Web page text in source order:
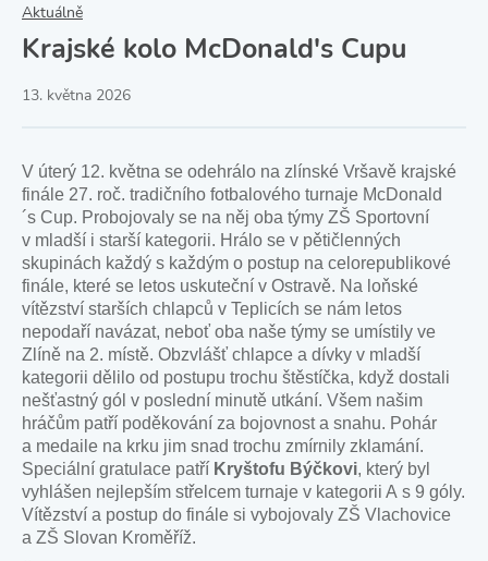
Aktuálně
Krajské kolo McDonald's Cupu
13. května 2026
V úterý 12. května se odehrálo na zlínské Vršavě krajské
finále 27. roč. tradičního fotbalového turnaje McDonald
´s Cup. Probojovaly se na něj oba týmy ZŠ Sportovní
v mladší i starší kategorii. Hrálo se v pětičlenných
skupinách každý s každým o postup na celorepublikové
finále, které se letos uskuteční v Ostravě. Na loňské
vítězství starších chlapců v Teplicích se nám letos
nepodaří navázat, neboť oba naše týmy se umístily ve
Zlíně na 2. místě. Obzvlášť chlapce a dívky v mladší
kategorii dělilo od postupu trochu štěstíčka, když dostali
nešťastný gól v poslední minutě utkání. Všem našim
hráčům patří poděkování za bojovnost a snahu. Pohár
a medaile na krku jim snad trochu zmírnily zklamání.
Speciální gratulace patří Kryštofu Býčkovi, který byl
vyhlášen nejlepším střelcem turnaje v kategorii A s 9 góly.
Vítězství a postup do finále si vybojovaly ZŠ Vlachovice
a ZŠ Slovan Kroměříž.